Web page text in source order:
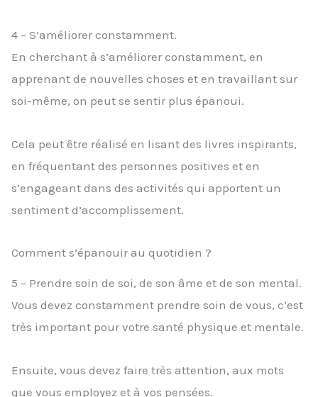
4 – S’améliorer constamment.
En cherchant à s’améliorer constamment, en
apprenant de nouvelles choses et en travaillant sur
soi-même, on peut se sentir plus épanoui.
Cela peut être réalisé en lisant des livres inspirants,
en fréquentant des personnes positives et en
s’engageant dans des activités qui apportent un
sentiment d’accomplissement.
Comment s’épanouir au quotidien ?
5 – Prendre soin de soi, de son âme et de son mental.
Vous devez constamment prendre soin de vous, c’est
très important pour votre santé physique et mentale.
Ensuite, vous devez faire très attention, aux mots
que vous employez et à vos pensées.